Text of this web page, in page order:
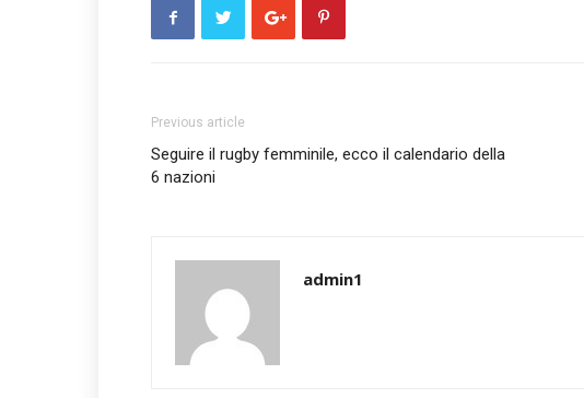
Previous article
Seguire il rugby femminile, ecco il calendario della
6 nazioni
admin1